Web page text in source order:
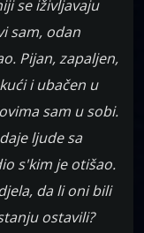
se iživljavaju
sam, odan
Pijan, zapaljen,
i ubačen u
sam u sobi.
ljude sa
s'kim je otišao.
da li oni bili
ostavili?